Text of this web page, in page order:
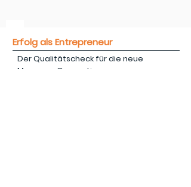
Erfolg als Entrepreneur
Der Qualitätscheck für die neue
Manager-Generation.